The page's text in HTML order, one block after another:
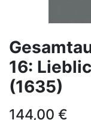
16:
(1635)
144,00 €